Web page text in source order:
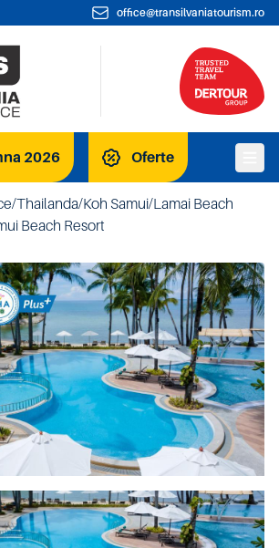
office@transilvaniatourism.ro
2026 Oferte
/Thailanda/Koh Samui/Lamai Beach
Beach Resort